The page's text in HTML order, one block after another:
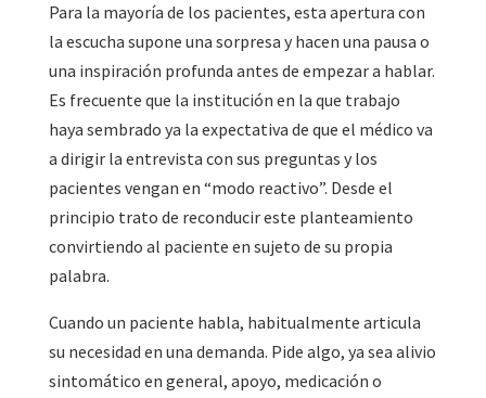
Para la mayoría de los pacientes, esta apertura con
la escucha supone una sorpresa y hacen una pausa o
una inspiración profunda antes de empezar a hablar.
Es frecuente que la institución en la que trabajo
haya sembrado ya la expectativa de que el médico va
a dirigir la entrevista con sus preguntas y los
pacientes vengan en “modo reactivo”. Desde el
principio trato de reconducir este planteamiento
convirtiendo al paciente en sujeto de su propia
palabra.
Cuando un paciente habla, habitualmente articula
su necesidad en una demanda. Pide algo, ya sea alivio
sintomático en general, apoyo, medicación o